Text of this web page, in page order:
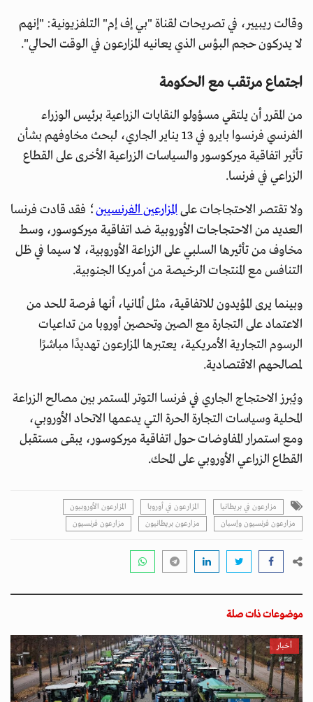
وقالت ريبيير، في تصريحات لقناة "بي إف إم" التلفزيونية: "إنهم
لا يدركون حجم البؤس الذي يعانيه المزارعون في الوقت الحالي".
اجتماع مرتقب مع الحكومة
من المقرر أن يلتقي مسؤولو النقابات الزراعية برئيس الوزراء
الفرنسي فرنسوا بايرو في 13 يناير الجاري، لبحث مخاوفهم بشأن
تأثير اتفاقية ميركوسور والسياسات الزراعية الأخرى على القطاع
الزراعي في فرنسا.
ولا تقتصر الاحتجاجات علىالمزارعين الفرنسيين؛ فقد قادت فرنسا
العديد من الاحتجاجات الأوروبية ضد اتفاقية ميركوسور، وسط
مخاوف من تأثيرها السلبي على الزراعة الأوروبية، لا سيما في ظل
التنافس مع المنتجات الرخيصة من أمريكا الجنوبية.
وبينما يرى المؤيدون للاتفاقية، مثل ألمانيا، أنها فرصة للحد من
الاعتماد على التجارة مع الصين وتحصين أوروبا من تداعيات
الرسوم التجارية الأمريكية، يعتبرها المزارعون تهديدًا مباشرًا
لمصالحهم الاقتصادية.
ويُبرز الاحتجاج الجاري في فرنسا التوتر المستمر بين مصالح الزراعة
المحلية وسياسات التجارة الحرة التي يدعمها الاتحاد الأوروبي،
ومع استمرار المفاوضات حول اتفاقية ميركوسور، يبقى مستقبل
القطاع الزراعي الأوروبي على المحك.
مزارعون في بريطانيا المزارعون في أوروبا
المزارعون الأوروبيون
مزارعون فرنسيون وإسبان
مزارعون بريطانيون مزارعون فرنسيون
موضوعات ذات صلة
أخبار